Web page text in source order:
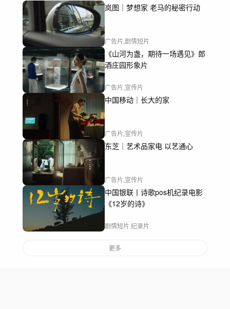
岚图｜梦想家 老马的秘密行动
广告片,剧情短片
《山河为盏，期待一场遇见》郎
酒庄园形象片
广告片,宣传片
中国移动｜长大的家
广告片,宣传片
东芝｜艺术品家电 以艺通心
广告片,宣传片
中国银联丨诗歌pos机纪录电影
《12岁的诗》
剧情短片,纪录片
更多